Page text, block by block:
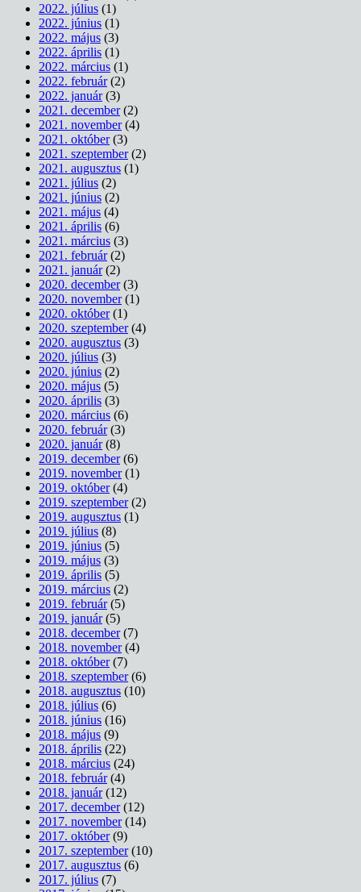
2022. július (1)
2022. június (1)
2022. május (3)
2022. április (1)
2022. március (1)
2022. február(2)
2022. január(3)
2021. december(2)
2021. november(4)
2021. október(3)
2021. szeptember(2)
2021. augusztus (1)
2021. július (2)
2021. június (2)
2021. május (4)
2021. április (6)
2021. március (3)
2021. február(2)
2021. január(2)
2020. december(3)
2020. november(1)
2020. október(1)
2020. szeptember(4)
2020. augusztus (3)
2020. július (3)
2020. június (2)
2020. május (5)
2020. április (3)
2020. március (6)
2020. február(3)
2020. január(8)
2019. december(6)
2019. november(1)
2019. október(4)
2019. szeptember(2)
2019. augusztus (1)
2019. július (8)
2019. június (5)
2019. május (3)
2019. április (5)
2019. március (2)
2019. február(5)
2019. január(5)
2018. december(7)
2018. november(4)
2018. október(7)
2018. szeptember(6)
2018. augusztus (10)
2018. július (6)
2018. június (16)
2018. május (9)
2018. április (22)
2018. március (24)
2018. február(4)
2018. január(12)
2017. december(12)
2017. november(14)
2017. október(9)
2017. szeptember(10)
2017. augusztus (6)
2017. július (7)